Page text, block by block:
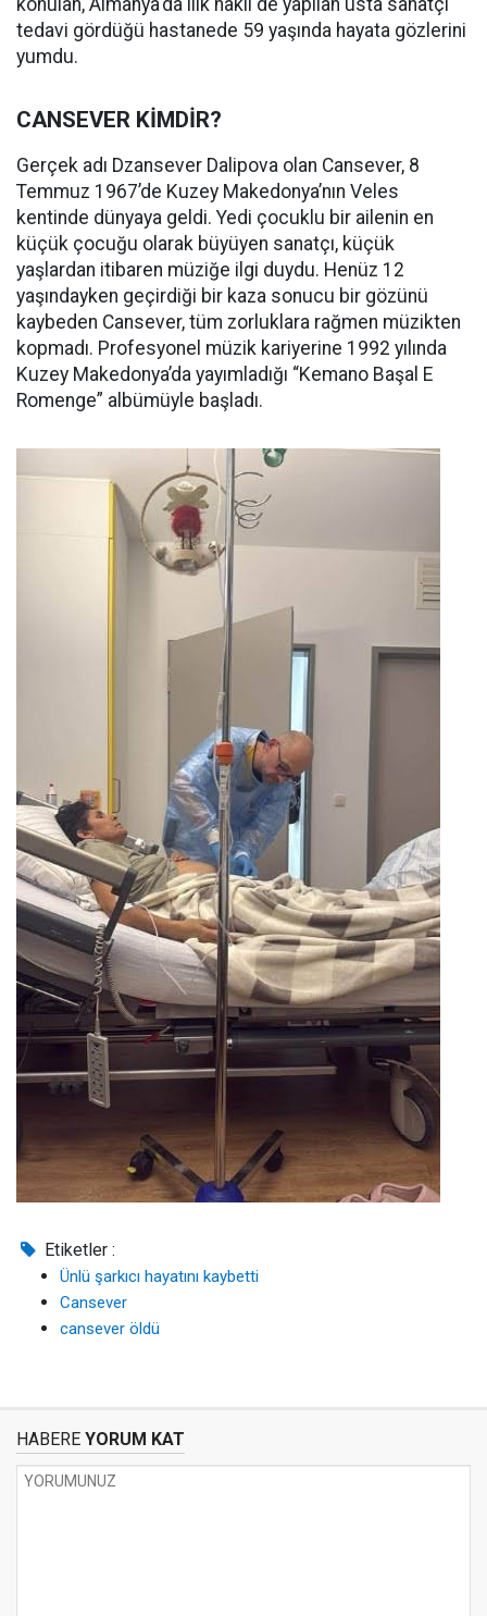
konulan, Almanya'da ilik nakli de yapılan usta sanatçı
tedavi gördüğü hastanede 59 yaşında hayata gözlerini
yumdu.
CANSEVER KİMDİR?
Gerçek adı Dzansever Dalipova olan Cansever, 8
Temmuz 1967’de Kuzey Makedonya’nın Veles
kentinde dünyaya geldi. Yedi çocuklu bir ailenin en
küçük çocuğu olarak büyüyen sanatçı, küçük
yaşlardan itibaren müziğe ilgi duydu. Henüz 12
yaşındayken geçirdiği bir kaza sonucu bir gözünü
kaybeden Cansever, tüm zorluklara rağmen müzikten
kopmadı. Profesyonel müzik kariyerine 1992 yılında
Kuzey Makedonya’da yayımladığı “Kemano Başal E
Romenge” albümüyle başladı.
Etiketler :
Ünlü şarkıcı hayatını kaybetti
Cansever
cansever öldü
HABERE YORUM KAT